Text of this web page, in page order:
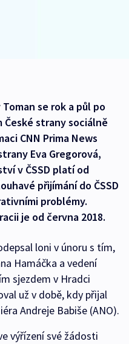
se rok a půl po
strany sociálně
CNN Prima News
Eva Gregorová,
v ČSSD platí od
přijímání do ČSSD
problémy.
je od června 2018.
loni v únoru s tím,
Hamáčka a vedení
sjezdem v Hradci
už v době, kdy přijal
Andreje Babiše (ANO).
výřízení své žádosti